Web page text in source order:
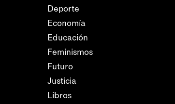
Deporte
Economía
Educación
Feminismos
Futuro
Justicia
Libros